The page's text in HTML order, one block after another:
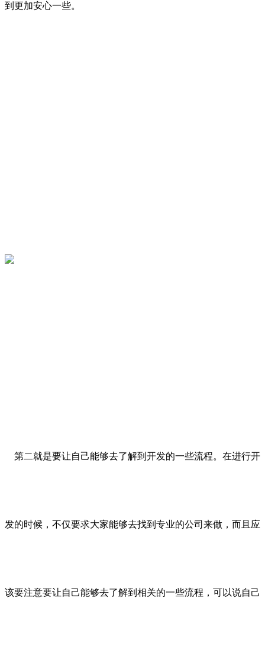
到更加安心一些。
第二就是要让自己能够去了解到开发的一些流程。在进行开
发的时候，不仅要求大家能够去找到专业的公司来做，而且应
该要注意要让自己能够去了解到相关的一些流程，可以说自己